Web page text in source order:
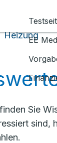
EE
Heizung
Sie
sind,